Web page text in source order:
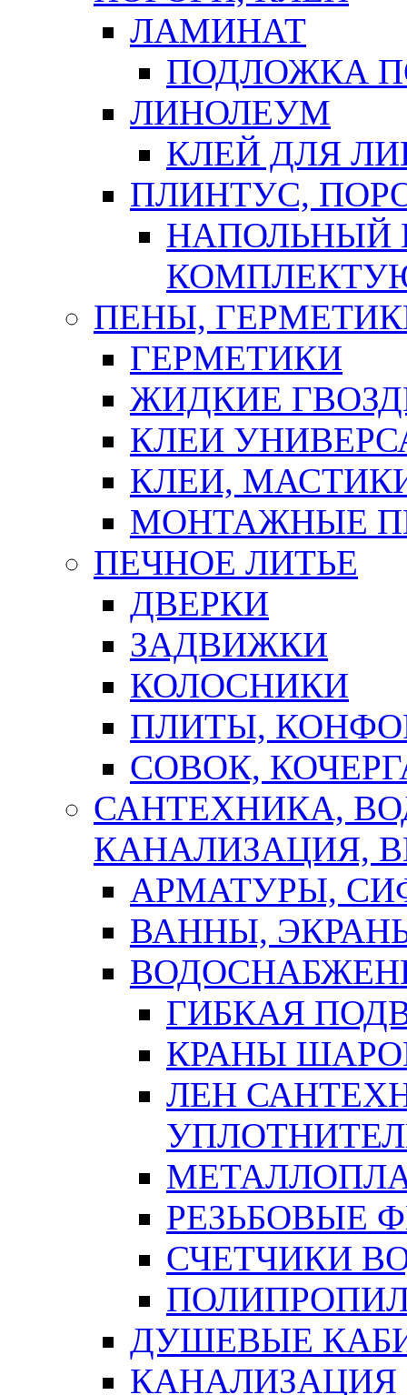
ЛАМИНАТ
ПОДЛОЖКА
ЛИНОЛЕУМ
КЛЕЙ ДЛЯ
ПЛИНТУС,
НАПОЛЬНЫЙ
ПЕНЫ,
ГЕРМЕТИКИ
ЖИДКИЕ
КЛЕИ
КЛЕИ,
МОНТАЖНЫЕ
ПЕЧНОЕ ЛИТЬЕ
ДВЕРКИ
ЗАДВИЖКИ
КОЛОСНИКИ
ПЛИТЫ,
СОВОК,
САНТЕХНИКА,
КАНАЛИЗАЦИЯ,
АРМАТУРЫ,
ВАННЫ,
ГИБКАЯ
КРАНЫ
ЛЕН
РЕЗЬБОВЫЕ
СЧЕТЧИКИ
ДУШЕВЫЕ
КАНАЛИЗАЦИЯ